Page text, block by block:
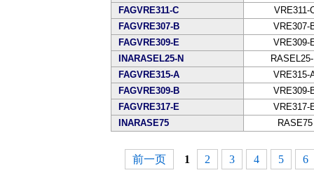
FAGVRE311-C
VRE311-
FAGVRE307-B
VRE307-
FAGVRE309-E
VRE309-
INARASEL25-N
FAGVRE315-A
VRE315-
FAGVRE309-B
VRE309-
FAGVRE317-E
VRE317-
INARASE75
RASE75
前一页 1 2 3 4 5 6